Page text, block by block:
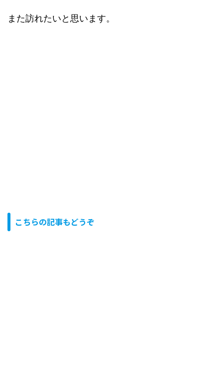
また訪れたいと思います。
こちらの記事もどうぞ